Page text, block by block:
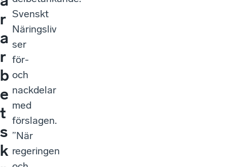
r
a
r
b
e
t
s
k
Svenskt
Näringsliv
ser
för-
och
nackdelar
med
förslagen.
”När
regeringen